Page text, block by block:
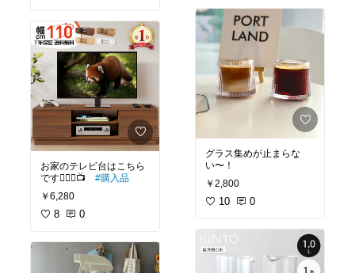
お家のテレビ台はこちら
です💁🏻‍♀️📺 #購入品
￥6,280
8 0
グラス集めが止まらな
い〜！
￥2,800
10 0